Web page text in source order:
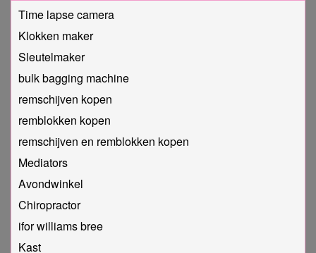
Time lapse camera
Klokken maker
Sleutelmaker
bulk bagging machine
remschijven kopen
remblokken kopen
remschijven en remblokken kopen
Mediators
Avondwinkel
Chiropractor
ifor williams bree
Kast